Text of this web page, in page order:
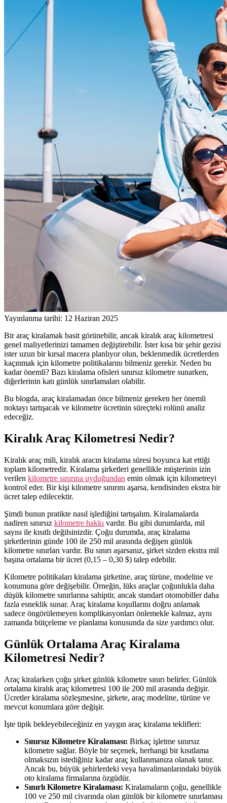
Yayınlanma tarihi: 12 Haziran 2025
Bir araç kiralamak basit görünebilir, ancak kiralık araç kilometresi
genel maliyetlerinizi tamamen değiştirebilir. İster kısa bir şehir gezisi
ister uzun bir kırsal macera planlıyor olun, beklenmedik ücretlerden
kaçınmak için kilometre politikalarını bilmeniz gerekir. Neden bu
kadar önemli? Bazı kiralama ofisleri sınırsız kilometre sunarken,
diğerlerinin katı günlük sınırlamaları olabilir.
Bu blogda, araç kiralamadan önce bilmeniz gereken her önemli
noktayı tartışacak ve kilometre ücretinin süreçteki rolünü analiz
edeceğiz.
Kiralık Araç Kilometresi Nedir?
Kiralık araç mili, kiralık aracın kiralama süresi boyunca kat ettiği
toplam kilometredir. Kiralama şirketleri genellikle müşterinin izin
verilen kilometre sınırına uyduğundan emin olmak için kilometreyi
kontrol eder. Bir kişi kilometre sınırını aşarsa, kendisinden ekstra bir
ücret talep edilecektir.
Şimdi bunun pratikte nasıl işlediğini tartışalım. Kiralamalarda
nadiren sınırsız kilometre hakkı vardır. Bu gibi durumlarda, mil
sayısı ile kısıtlı değilsinizdir. Çoğu durumda, araç kiralama
şirketlerinin günde 100 ile 250 mil arasında değişen günlük
kilometre sınırları vardır. Bu sınırı aşarsanız, şirket sizden ekstra mil
başına ortalama bir ücret (0,15 – 0,30 $) talep edebilir.
Kilometre politikaları kiralama şirketine, araç türüne, modeline ve
konumuna göre değişebilir. Örneğin, lüks araçlar çoğunlukla daha
düşük kilometre sınırlarına sahiptir, ancak standart otomobiller daha
fazla esneklik sunar. Araç kiralama koşullarını doğru anlamak
sadece öngörülemeyen komplikasyonları önlemekle kalmaz, aynı
zamanda bütçeleme ve planlama konusunda da size yardımcı olur.
Günlük Ortalama Araç Kiralama
Kilometresi Nedir?
Araç kiralarken çoğu şirket günlük kilometre sınırı belirler. Günlük
ortalama kiralık araç kilometresi 100 ile 200 mil arasında değişir.
Ücretler kiralama sözleşmesine, şirkete, araç modeline, türüne ve
mevcut konumlara göre değişir.
İşte tipik bekleyebileceğiniz en yaygın araç kiralama teklifleri:
Sınırsız Kilometre Kiralaması: Birkaç işletme sınırsız
kilometre sağlar. Böyle bir seçenek, herhangi bir kısıtlama
olmaksızın istediğiniz kadar araç kullanmanıza olanak tanır.
Ancak bu, büyük şehirlerdeki veya havalimanlarındaki büyük
oto kiralama firmalarına özgüdür.
Sınırlı Kilometre Kiralaması: Kiralamaların çoğu, genellikle
100 ve 250 mil civarında olan günlük bir kilometre sınırlaması